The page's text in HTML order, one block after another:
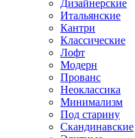
Дизайнерские
Итальянские
Кантри
Классические
Лофт
Модерн
Прованс
Неоклассика
Минимализм
Под старину
Скандинавские